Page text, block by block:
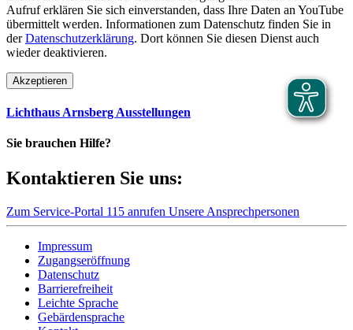
Aufruf erklären Sie sich einverstanden, dass Ihre Daten an YouTube
übermittelt werden. Informationen zum Datenschutz finden Sie in
derDatenschutzerklärung. Dort können Sie diesen Dienst auch
wieder deaktivieren.
Akzeptieren
Lichthaus Arnsberg Ausstellungen
Sie brauchen Hilfe?
Kontaktieren Sie uns:
Zum Service-Portal 115 anrufen Unsere Ansprechpersonen
Impressum
Zugangseröffnung
Datenschutz
Barrierefreiheit
Leichte Sprache
Gebärdensprache